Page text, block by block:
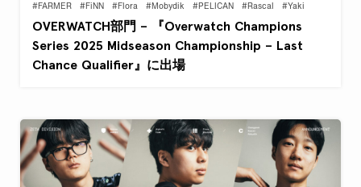
#FARMER
#FiNN #Flora #Mobydik #PELICAN #Rascal #Yaki
OVERWATCH部門 – 『Overwatch Champions
Series 2025 Midseason Championship – Last
Chance Qualifier』に出場